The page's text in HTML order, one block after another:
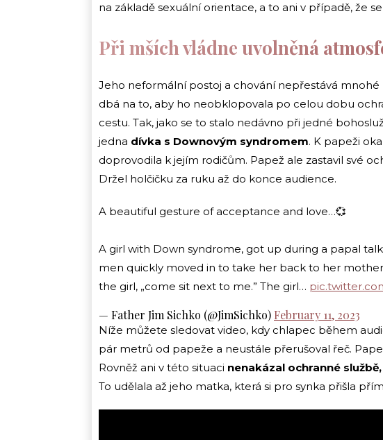
na základě sexuální orientace, a to ani v případě, že
Při mších vládne uvolněná
Jeho neformální postoj a chování nepřestává mnohé
dbá na to, aby ho neobklopovala po celou dobu
cestu. Tak, jako se to stalo nedávno při jedné
jedna dívka s Downovým syndromem. K papeži
doprovodila k jejím rodičům. Papež ale zastavil své
Držel holčičku za ruku až do konce audience.
A beautiful gesture of acceptance and love…💞
A girl with Down syndrome, got up during a papal
men quickly moved in to take her back to her
the girl, „come sit next to me.” The girl…
— Father Jim Sichko (@JimSichko) February 11, 2023
Níže můžete sledovat video, kdy chlapec během
pár metrů od papeže a neustále přerušoval řeč.
Rovněž ani v této situaci nenakázal ochranné
To udělala až jeho matka, která si pro synka přišla